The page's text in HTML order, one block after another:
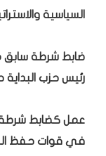
السياسية
ضابط شرطة
رئيس حزب
عمل كضابط شرطة